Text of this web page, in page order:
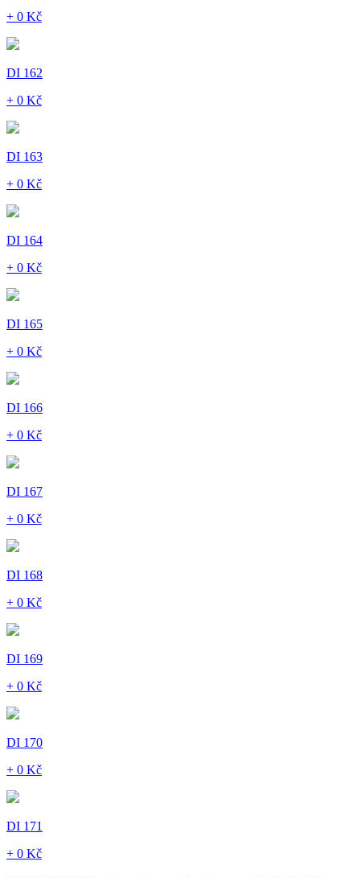
+ 0 Kč
DI 162
+ 0 Kč
DI 163
+ 0 Kč
DI 164
+ 0 Kč
DI 165
+ 0 Kč
DI 166
+ 0 Kč
DI 167
+ 0 Kč
DI 168
+ 0 Kč
DI 169
+ 0 Kč
DI 170
+ 0 Kč
DI 171
+ 0 Kč